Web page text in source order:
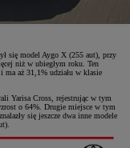
się model Aygo X (255 aut), przy
niż w ubiegłym roku. Ten
ma aż 31,1% udziału w klasie
Yarisa Cross, rejestrując w tym
o 64%. Drugie miejsce w tym
się jeszcze dwa inne modele